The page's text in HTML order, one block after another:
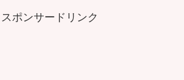
スポンサードリンク